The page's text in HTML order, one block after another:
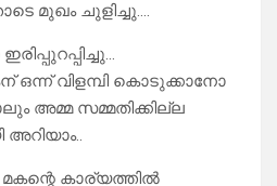
മുഖം ചുളിച്ചു….
ഒന്ന് വിളമ്പി കൊടുക്കാനോ
അമ്മ സമ്മതിക്കില്ല
കാര്യത്തിൽ